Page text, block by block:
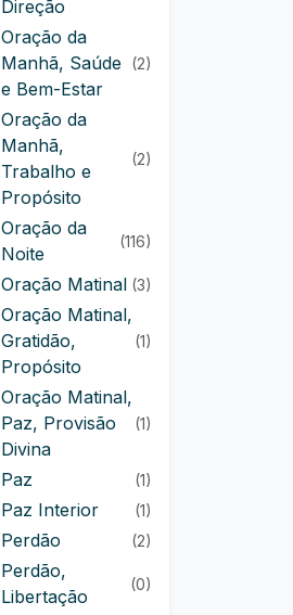
Direção
Oração da
Manhã, Saúde
e Bem-Estar
(2)
Oração da
Manhã,
Trabalho e
Propósito
(2)
Oração da
Noite
(116)
Oração Matinal (3)
Oração Matinal,
Gratidão,
Propósito
(1)
Oração Matinal,
Paz, Provisão
Divina
(1)
Paz (1)
Paz Interior (1)
Perdão (2)
Perdão,
Libertação
(0)